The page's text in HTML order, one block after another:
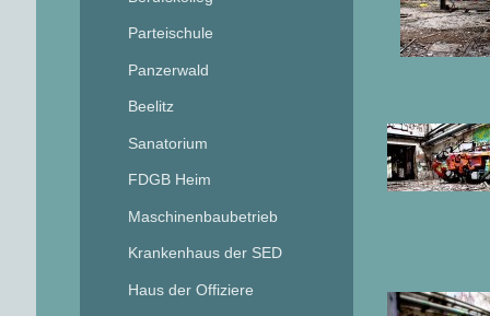
Parteischule
Panzerwald
Beelitz
Sanatorium
FDGB Heim
Maschinenbaubetrieb
Krankenhaus der SED
Haus der Offiziere